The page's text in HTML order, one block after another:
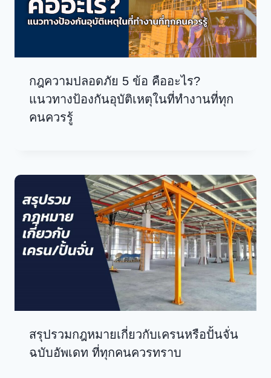
กฎความปลอดภัย 5 ข้อ คืออะไร?
แนวทางป้องกันอุบัติเหตุในที่ทำงานที่ทุก
คนควรรู้
สรุปรวมกฎหมายเกี่ยวกับเครนหรือปั้นจั่น
ฉบับอัพเดท ที่ทุกคนควรทราบ